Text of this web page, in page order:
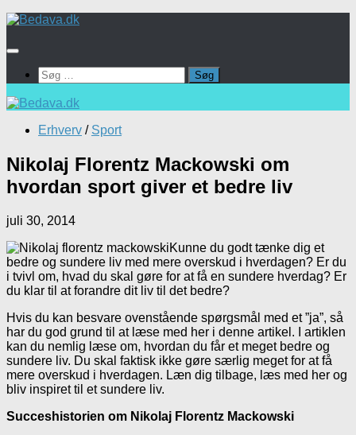
Skip
content
Søg
efter:
Erhverv / Sport
Nikolaj Florentz Mackowski om
hvordan sport giver et bedre liv
juli 30, 2014
Kunne du godt tænke dig et
bedre og sundere liv med mere overskud i hverdagen? Er du
i tvivl om, hvad du skal gøre for at få en sundere hverdag? Er
du klar til at forandre dit liv til det bedre?
Hvis du kan besvare ovenstående spørgsmål med et ”ja”, så
har du god grund til at læse med her i denne artikel. I artiklen
kan du nemlig læse om, hvordan du får et meget bedre og
sundere liv. Du skal faktisk ikke gøre særlig meget for at få
mere overskud i hverdagen. Læn dig tilbage, læs med her og
bliv inspiret til et sundere liv.
Succeshistorien om Nikolaj Florentz Mackowski